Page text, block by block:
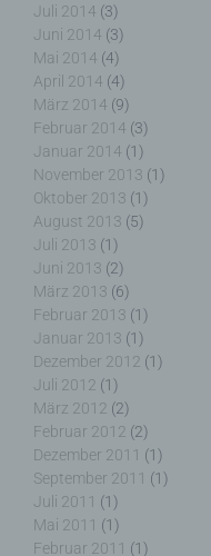
Juli 2014 (3)
Juni 2014 (3)
Mai 2014 (4)
April 2014 (4)
März 2014 (9)
Februar 2014 (3)
Januar 2014 (1)
November 2013 (1)
Oktober 2013 (1)
August 2013 (5)
Juli 2013 (1)
Juni 2013 (2)
März 2013 (6)
Februar 2013 (1)
Januar 2013 (1)
Dezember 2012 (1)
Juli 2012 (1)
März 2012 (2)
Februar 2012 (2)
Dezember 2011 (1)
September 2011 (1)
Juli 2011 (1)
Mai 2011 (1)
Februar 2011 (1)
j) Dritter
Dritter ist eine
Behörde,
betroffenen
der
Verantwortlichen
befugt sind, die
verarbeiten.
k) Einwilligung
Einwilligung ist
freiwillig für den
Weise und
Willensbekundung